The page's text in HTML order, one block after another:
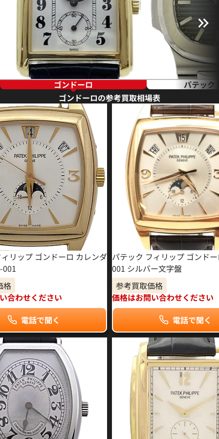
ゴンドーロ
パテック
ゴンドーロの参考買取相場表
リップ ゴンドーロ カレンダ
001
格
合わせください
電話で聞く
パテック フィリップ ゴンド
001 シルバー文字盤
参考買取価格
価格はお問い合わせください
電話で聞く